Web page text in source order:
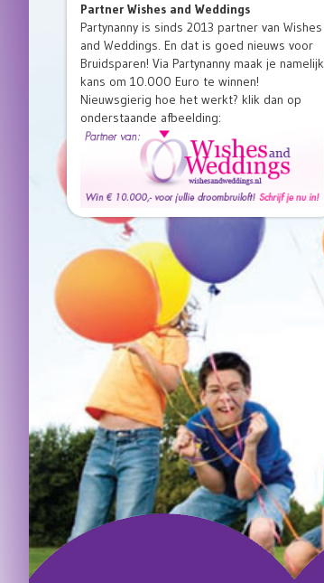
Partner Wishes and Weddings
Partynanny is sinds 2013 partner van Wishes
and Weddings. En dat is goed nieuws voor
Bruidsparen! Via Partynanny maak je namelijk
kans om 10.000 Euro te winnen!
Nieuwsgierig hoe het werkt? klik dan op
onderstaande afbeelding: